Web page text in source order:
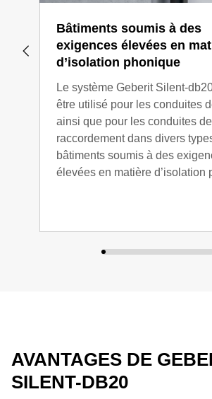
Bâtiments soumis à des
exigences élevées en
d’isolation phonique
Le système Geberit Silent-
être utilisé pour les conduites
ainsi que pour les conduites de
raccordement dans divers
bâtiments soumis à des
élevées en matière d’isolation
AVANTAGES DE
SILENT-DB20